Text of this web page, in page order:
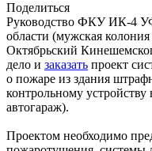
Поделиться
Руководство ФКУ ИК-4
области (мужская
Октябрьский
дело и заказать проект
о пожаре из здания
контрольному
автогараж).
Проектом необходимо